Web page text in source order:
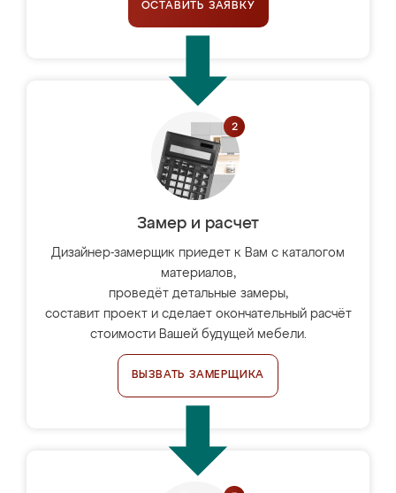
ОСТАВИТЬ ЗАЯВКУ
Замер и расчет
Дизайнер-замерщик приедет к Вам с каталогом
материалов,
проведёт детальные замеры,
составит проект и сделает окончательный расчёт
стоимости Вашей будущей мебели.
ВЫЗВАТЬ ЗАМЕРЩИКА